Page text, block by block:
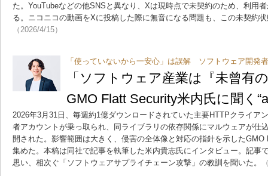
た。YouTubeなどの他SNSと異なり、Xは現時点で未契約のため、利用
る。ニコニコの動画をXに投稿した際に無音になる問題も、この未契約
（2026/4/15）
「使っていないから一安心」は誤解 ソフトウェア開発
「ソフトウェア産業は『未曾
GMO Flatt Security米内氏に聞く
2026年3月31日、毎週約1億ダウンロードされていた主要HTTPクライア
者アカウントが乗っ取られ、同ライブラリの依存関係にマルウェアが仕
開された。影響範囲は大きく、侵害の全体像と対応の指針を示した
集めた。本稿は同社で記事を執筆した米内貴志氏にインタビュー。記事
思い、相次ぐ「ソフトウェアサプライチェーン攻撃」の教訓を聞いた。